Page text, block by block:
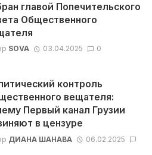
главой Попечительского
Общественного
SOVA 03.04.2025 0
контроль
вещателя:
Первый канал Грузии
в цензуре
ДИАНА ШАНАВА
06.02.2025